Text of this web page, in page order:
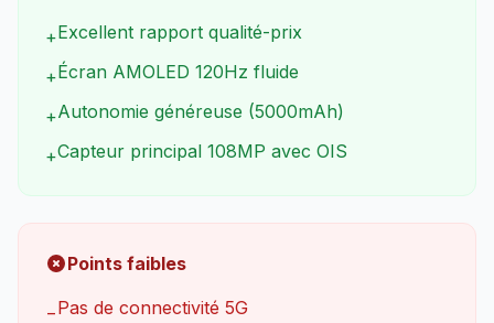
+Excellent rapport qualité-prix
+Écran AMOLED 120Hz fluide
+Autonomie généreuse (5000mAh)
+Capteur principal 108MP avec OIS
Points faibles
−Pas de connectivité 5G